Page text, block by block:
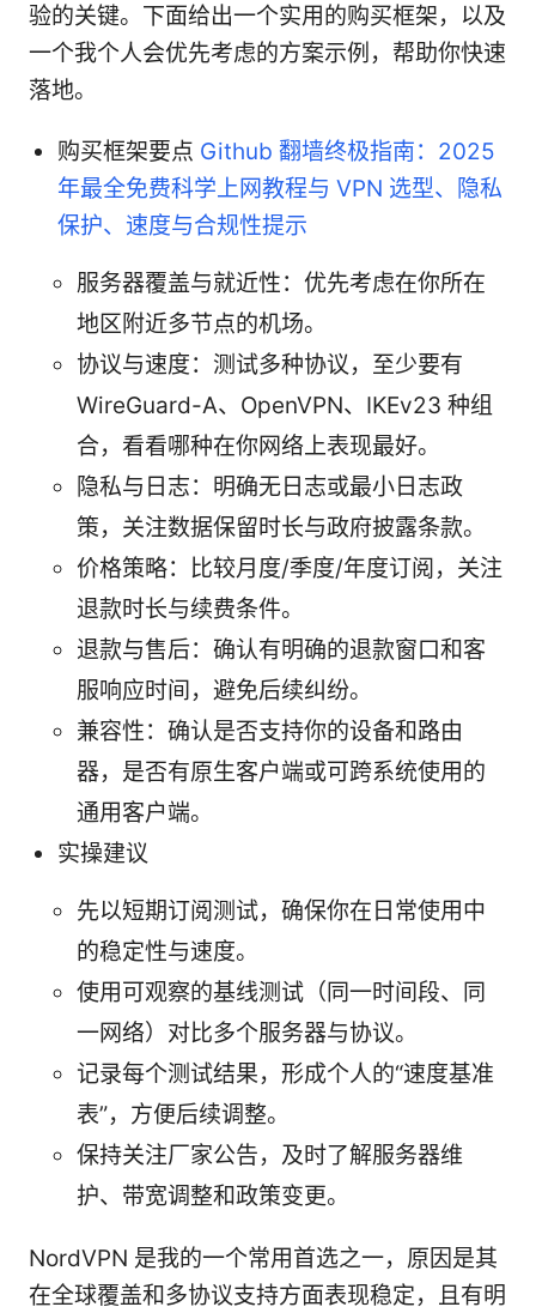
验的关键。下面给出一个实用的购买框架，以及
一个我个人会优先考虑的方案示例，帮助你快速
落地。
购买框架要点 Github 翻墙终极指南：2025
年最全免费科学上网教程与 VPN 选型、隐私
保护、速度与合规性提示
服务器覆盖与就近性：优先考虑在你所在
地区附近多节点的机场。
协议与速度：测试多种协议，至少要有
WireGuard-A、OpenVPN、IKEv23 种组
合，看看哪种在你网络上表现最好。
隐私与日志：明确无日志或最小日志政
策，关注数据保留时长与政府披露条款。
价格策略：比较月度/季度/年度订阅，关注
退款时长与续费条件。
退款与售后：确认有明确的退款窗口和客
服响应时间，避免后续纠纷。
兼容性：确认是否支持你的设备和路由
器，是否有原生客户端或可跨系统使用的
通用客户端。
实操建议
先以短期订阅测试，确保你在日常使用中
的稳定性与速度。
使用可观察的基线测试（同一时间段、同
一网络）对比多个服务器与协议。
记录每个测试结果，形成个人的“速度基准
表”，方便后续调整。
保持关注厂家公告，及时了解服务器维
护、带宽调整和政策变更。
NordVPN 是我的一个常用首选之一，原因是其
在全球覆盖和多协议支持方面表现稳定，且有明